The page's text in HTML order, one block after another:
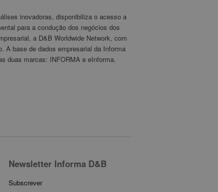
inovadoras, disponibiliza o acesso a
para a condução dos negócios dos
a D&B Worldwide Network, com
A base de dados empresarial da Informa
duas marcas: INFORMA e eInforma.
Newsletter Informa D&B
Subscrever